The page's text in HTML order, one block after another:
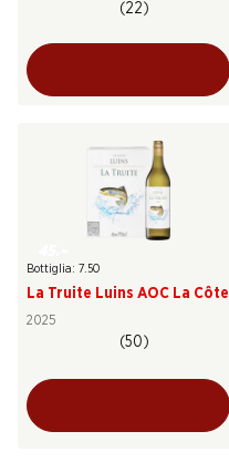
(22)
Bottiglia: 7.50
La Truite Luins AOC La Côte
2025
(50)